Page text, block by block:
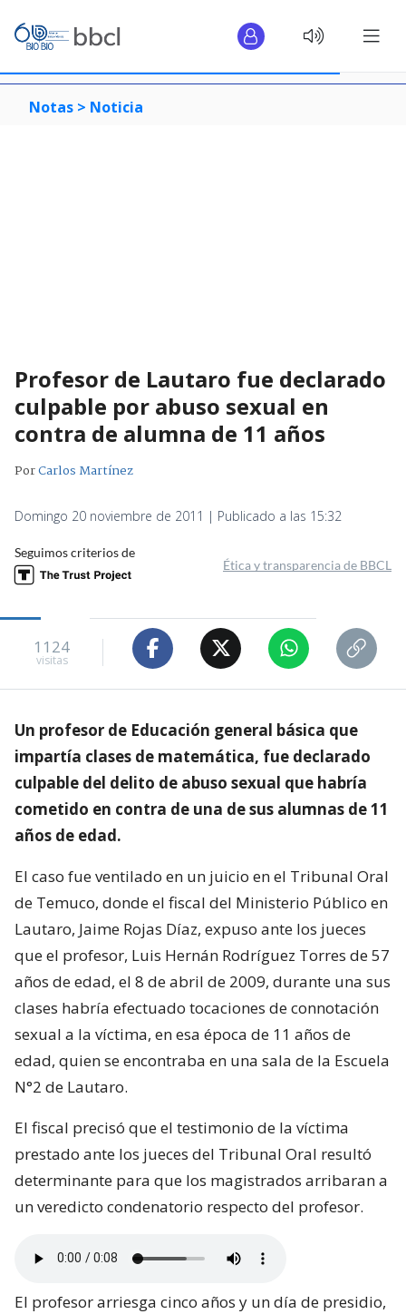
Notas > Noticia
Profesor de Lautaro fue declarado
culpable por abuso sexual en
contra de alumna de 11 años
PorCarlos Martínez
Domingo 20 noviembre de 2011 | Publicado a las 15:32
Seguimos criterios de
Ética y transparencia de BBCL
1124
visitas
Un profesor de Educación general básica que
impartía clases de matemática, fue declarado
culpable del delito de abuso sexual que habría
cometido en contra de una de sus alumnas de 11
años de edad.
El caso fue ventilado en un juicio en el Tribunal Oral
de Temuco, donde el fiscal del Ministerio Público en
Lautaro, Jaime Rojas Díaz, expuso ante los jueces
que el profesor, Luis Hernán Rodríguez Torres de 57
años de edad, el 8 de abril de 2009, durante una sus
clases habría efectuado tocaciones de connotación
sexual a la víctima, en esa época de 11 años de
edad, quien se encontraba en una sala de la Escuela
N°2 de Lautaro.
El fiscal precisó que el testimonio de la víctima
prestado ante los jueces del Tribunal Oral resultó
determinante para que los magistrados arribaran a
un veredicto condenatorio respecto del profesor.
El profesor arriesga cinco años y un día de presidio,